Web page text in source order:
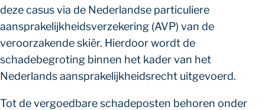
deze casus via de Nederlandse particuliere
aansprakelijkheidsverzekering (AVP) van de
veroorzakende skiër. Hierdoor wordt de
schadebegroting binnen het kader van het
Nederlands aansprakelijkheidsrecht uitgevoerd.
Tot de vergoedbare schadeposten behoren onder